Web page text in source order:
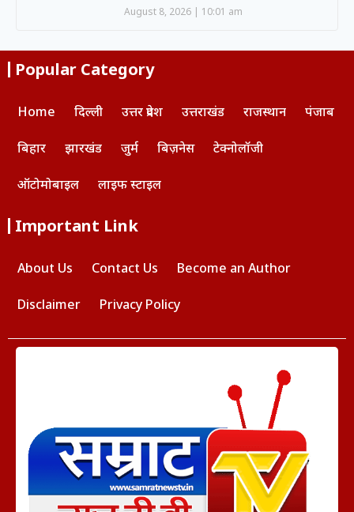
August 8, 2026 10:01 am
Popular Category
Home दिल्ली उत्तर प्रदेश उत्तराखंड राजस्थान पंजाब
बिहार झारखंड जुर्म बिज़नेस टेक्नोलॉजी
ऑटोमोबाइल लाइफ स्टाइल
Important Link
About Us Contact Us Become an Author
Disclaimer Privacy Policy